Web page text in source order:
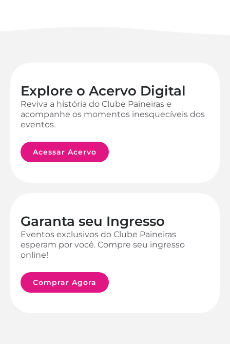
Explore o Acervo Digital
Reviva a história do Clube Paineiras e
acompanhe os momentos inesquecíveis dos
eventos.
Acessar Acervo
Garanta seu Ingresso
Eventos exclusivos do Clube Paineiras
esperam por você. Compre seu ingresso
online!
Comprar Agora